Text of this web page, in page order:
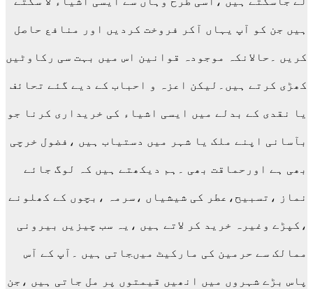
ہیں جن کو آپ یہاں آکر فروخت کردیں اور منافع حاصل
کریں ۔حالانکہ موجودہ قوانین اس میں بہت سی رکاوٹیں
کھڑی کرتے ہیں۔لیکن اعزہ و احباب کے دیے گئے تحائف
یا نقدی کے بدلے میں ایسی اشیاء کی خریداری کرنا جو
بآسانی اپنے ملک یا شہر میں دستیاب ہیں ،فضول خرچی
بھی ہے اورحماقت بھی ۔ہم دیکھتے ہیں کہ لوگ جائے
نماز ،تسبیح،عطر کی شیشیاں ،سرمہ ،بچوں کے کھلونے
،کپڑے وغیرہ خرید کر لاتے ہیں ،یہ سب چیزیں بیرونی
ممالک سے حرمین کی مارکیٹ میںجاتی ہیں ۔آپ کے آس
پاس بڑے شہروں میں انھیں قیمتوں پر مل جاتی ہیں ،جن